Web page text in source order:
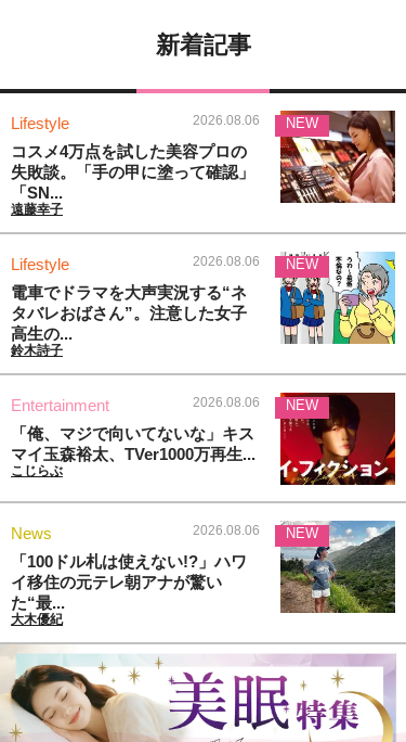
新着記事
Lifestyle 2026.08.06
コスメ4万点を試した美容プロの
失敗談。「手の甲に塗って確認」
「SN...
遠藤幸子
NEW
Lifestyle 2026.08.06
電車でドラマを大声実況する“ネ
タバレおばさん”。注意した女子
高生の...
鈴木詩子
NEW
Entertainment 2026.08.06
「俺、マジで向いてないな」キス
マイ玉森裕太、TVer1000万再生...
こじらぶ
NEW
News 2026.08.06
「100ドル札は使えない!?」ハワ
イ移住の元テレ朝アナが驚い
た“最...
大木優紀
NEW